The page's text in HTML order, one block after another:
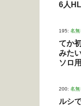
6人
195: 名無
てか
みた
ソロ
200: 名無
ルシ